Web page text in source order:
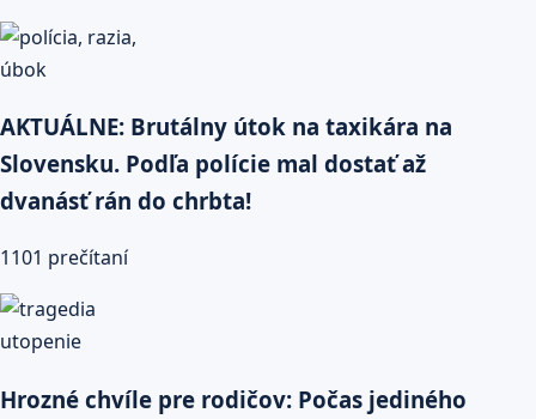
AKTUÁLNE: Brutálny útok na taxikára na
Slovensku. Podľa polície mal dostať až
dvanásť rán do chrbta!
1101 prečítaní
Hrozné chvíle pre rodičov: Počas jediného